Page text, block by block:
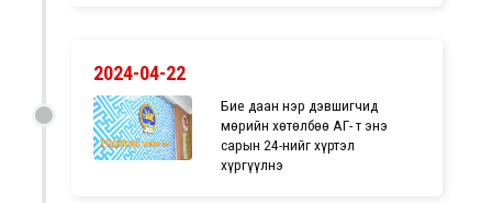
2024-04-22
Бие даан нэр дэвшигчид
мөрийн хөтөлбөө ҮАГ- т энэ
сарын 24-нийг хүртэл
хүргүүлнэ